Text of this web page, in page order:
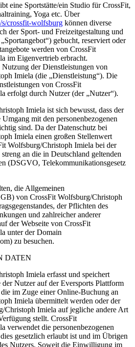
eine Sportstätte/ein Studio für CrossFit,
Yoga etc. Über
crossfit-wolfsburg können diverse
der Sport- und Freizeitgestaltung und
gebucht, reserviert oder
werden von CrossFit
im Eigenvertrieb erbracht.
Nutzung der Dienstleistungen von
Imiela (die „Dienstleistung“). Die
von CrossFit
erfolgt durch Nutzer (der „Nutzer“).
Imiela ist sich bewusst, dass der
mit den personenbezogenen
sind. Da der Datenschutz bei
Imiela einen großen Stellenwert
Wolfsburg/Christoph Imiela bei der
an die in Deutschland geltenden
(DSGVO, Telekommunikationsgesetz
die Allgemeinen
von CrossFit Wolfsburg/Christoph
der Pflichten des
und zahlreicher anderer
der Webseite von CrossFit
unter der Domain
zu besuchen.
DATEN
Imiela erfasst und speichert
Nutzer auf der Eversports Plattform
im Zuge einer Online-Buchung an
Imiela übermittelt werden oder der
Christoph Imiela auf jegliche andere Art
stellt. CrossFit
verwendet die personenbezogenen
gesetzlich erlaubt ist und im Übrigen
Nutzers. Soweit die Einwilligung im